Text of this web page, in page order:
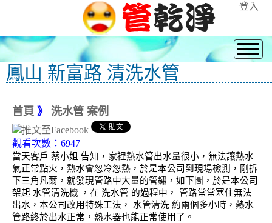
登入
鳳山 新富路 清洗水管
首頁 》 洗水管 案例
觀看次數：6947
當天客戶 蔡小姐 告知，家裡熱水管出水量很小，無法讓熱水
氣正常點火，熱水會忽冷忽熱，於是本公司到現場檢測，剛拆
下三角凡爾，就發現管路中大量的管鏽，如下圖，於是本公司
架起 水管清洗機 ，在 洗水管 的過程中， 管路常常塞住無法
出水，本公司改用特殊工法， 水管清洗 約兩個多小時，熱水
管路終於出水正常，熱水器也能正常使用了。